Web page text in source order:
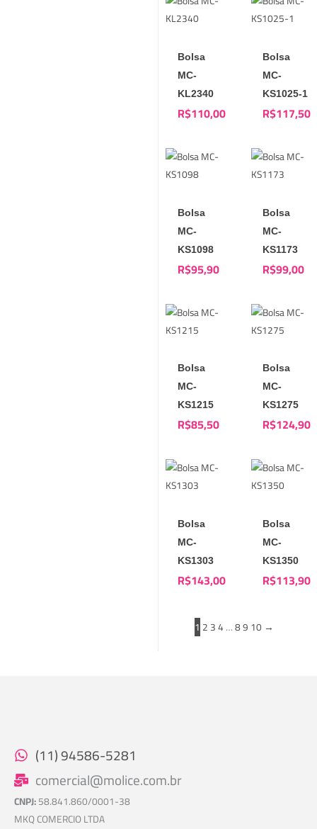
Bolsa
MC-
KL2340
R$110,00
Bolsa
MC-
KS1025-1
R$117,50
Bolsa
MC-
KS1098
R$95,90
Bolsa
MC-
KS1173
R$99,00
Bolsa
MC-
KS1215
R$85,50
Bolsa
MC-
KS1275
R$124,90
Bolsa
MC-
KS1303
R$143,00
Bolsa
MC-
KS1350
R$113,90
1 234…8910 →
(11) 94586-5281
comercial@molice.com.br
CNPJ:58.841.860/0001-38
MKQ COMERCIO LTDA